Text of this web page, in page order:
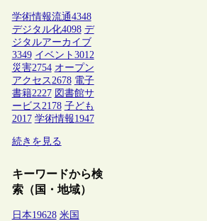
学術情報流通4348
デジタル化4098 デ
ジタルアーカイブ
3349 イベント 3012
災害2754 オープン
アクセス2678 電子
書籍2227 図書館サ
ービス2178 子ども
2017 学術情報1947
続きを見る
キーワードから検
索（国・地域）
日本19628 米国